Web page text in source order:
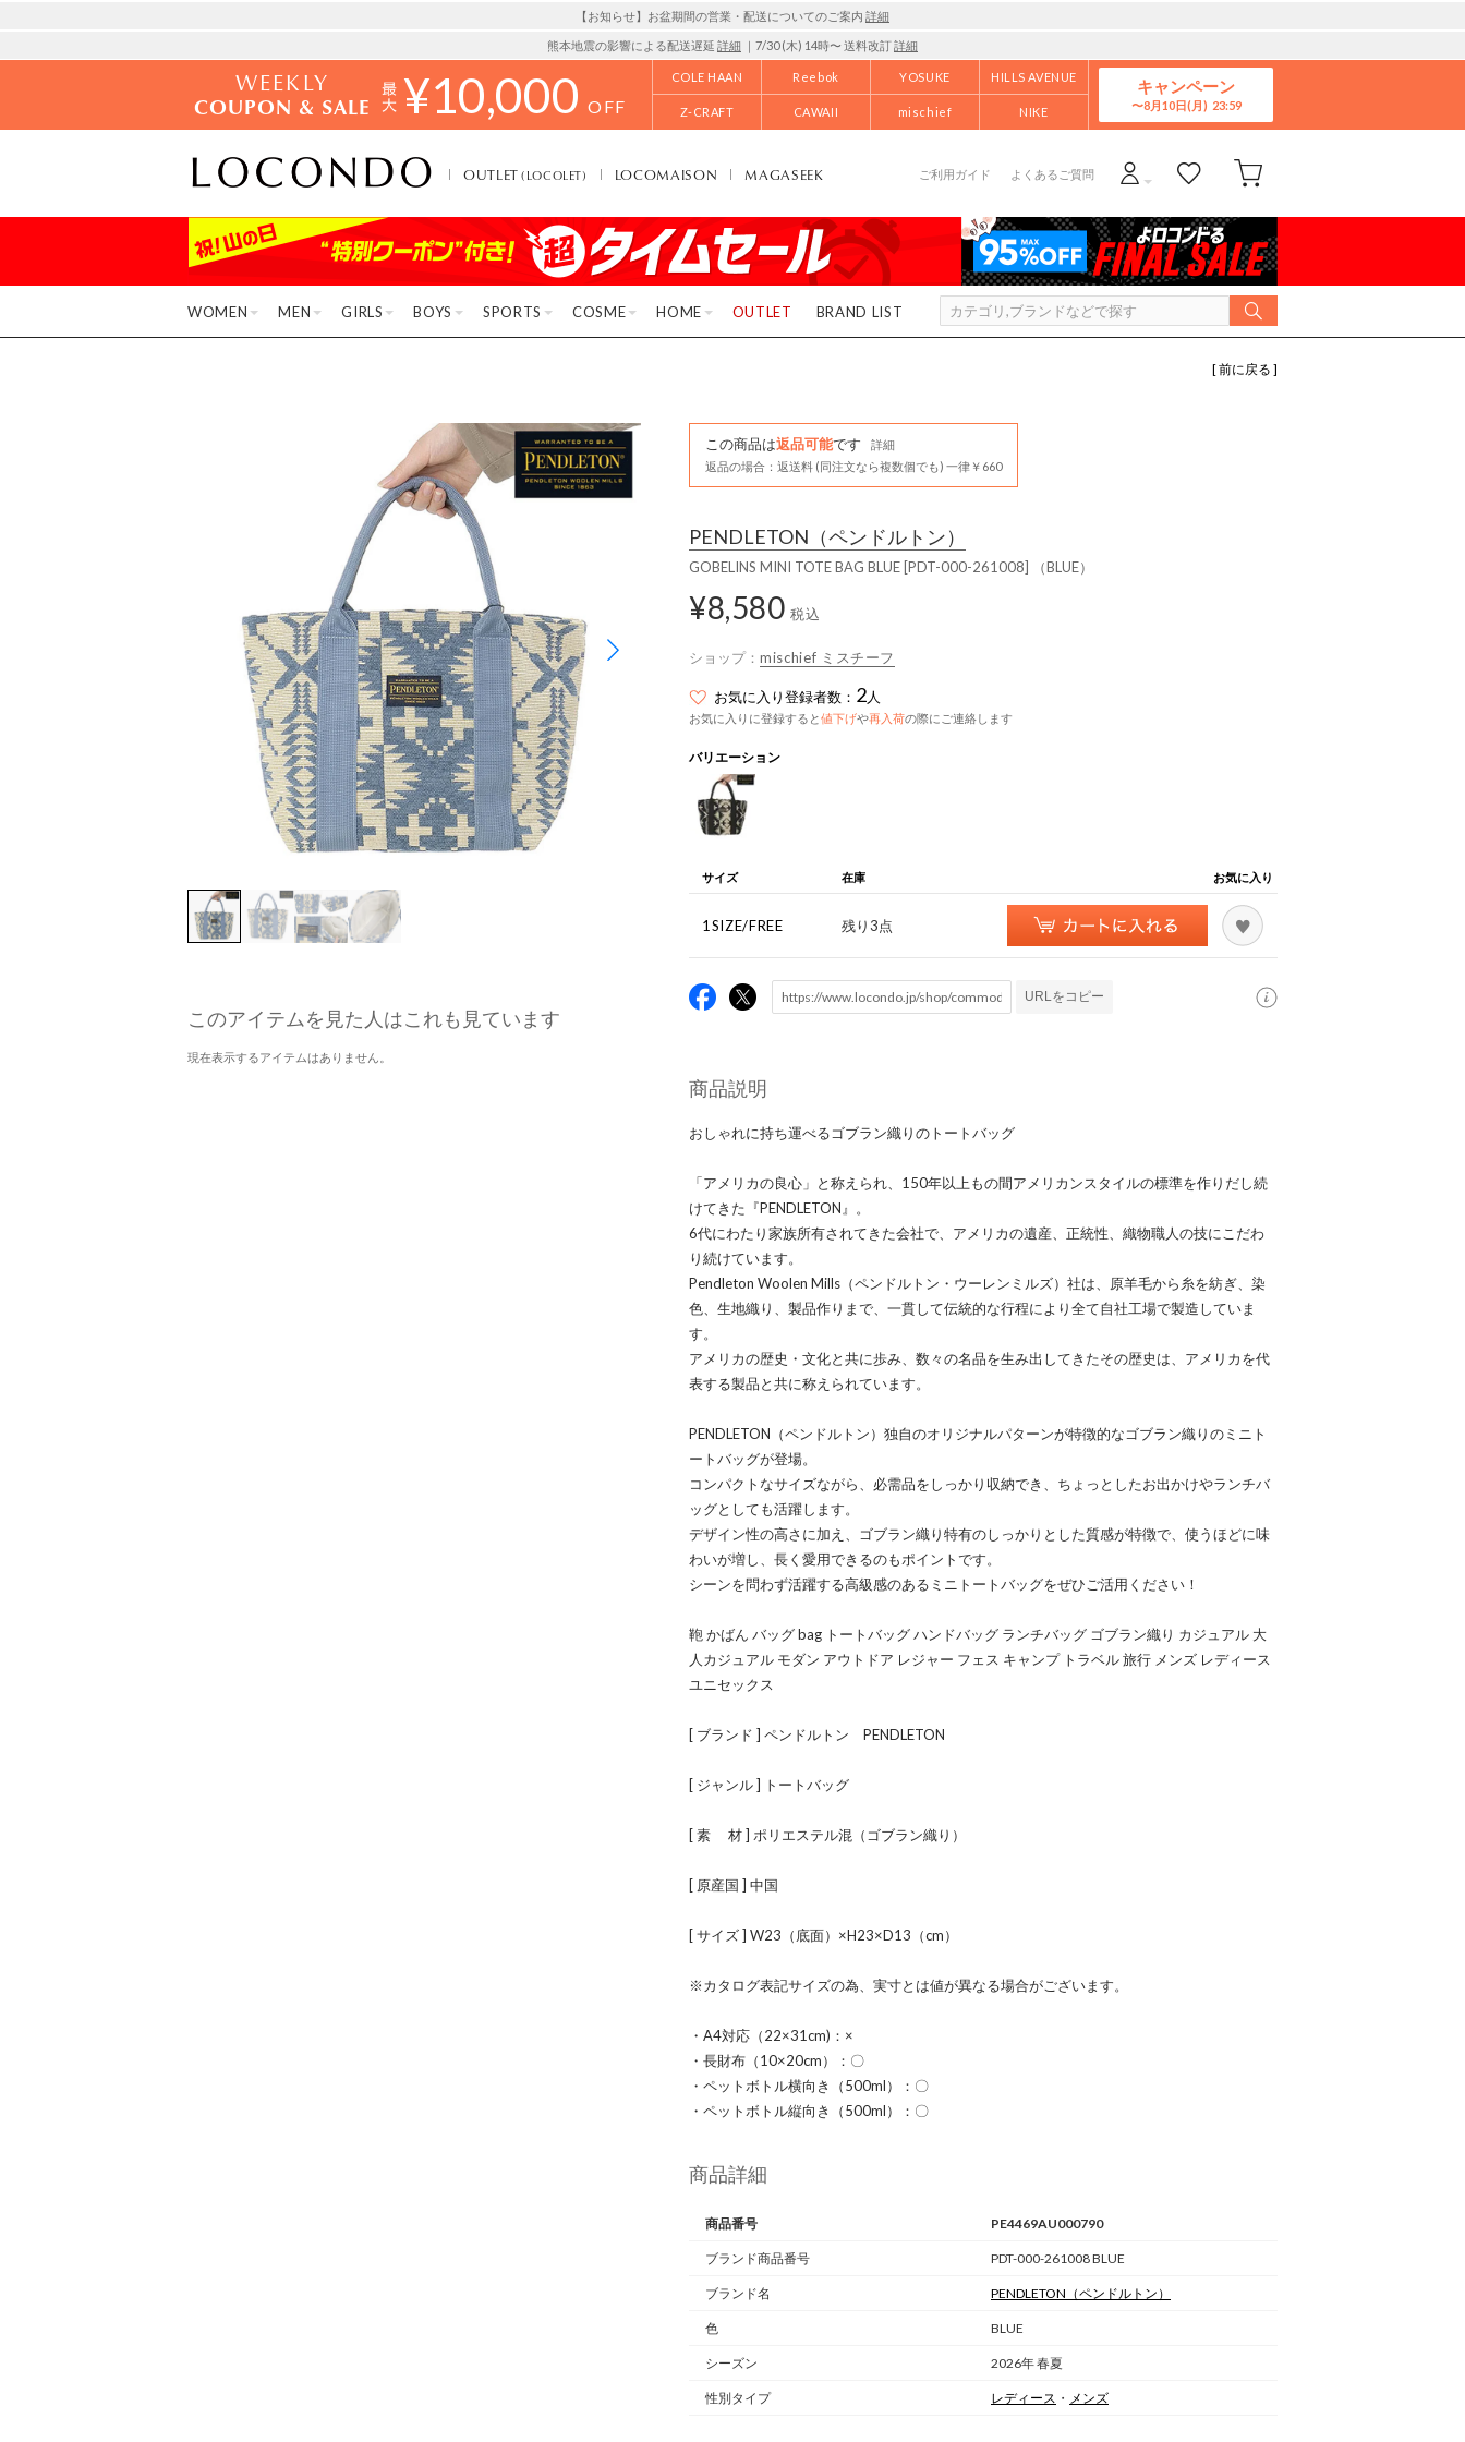
【お知らせ】お盆期間の営業・配送についてのご案内 詳細
熊本地震の影響による配送遅延 詳細 ｜7/30 (木) 14時〜 送料改訂詳細
WEEKLY
COUPON & SALE ¥10,000 OFF
COLE HAAN Reebok YOSUKE HILLS AVENUE
Z-CRAFT CAWAII mischief NIKE
キャンペーン
8月10日(月)
OUTLET(LOCOLET) LOCOMAISON MAGASEEK ご利用ガイド よくあるご質問
WOMEN MEN GIRLS BOYS SPORTS COSME HOME OUTLET BRAND LIST
[ 前に戻る ]
このアイテムを見た人はこれも見ています
現在表示するアイテムはありません。
この商品は返品可能です
詳細
返品の場合：返送料 (同注文なら複数個でも) 一律￥660
PENDLETON （ペンドルトン）
GOBELINS MINI TOTE BAG BLUE [PDT-000-261008] （BLUE）
¥8,580 税込
ショップ： mischief ミスチーフ
お気に入り登録者数： 2人
お気に入りに登録すると値下げや再入荷の際にご連絡します
バリエーション
サイズ 在庫 お気に入り
1SIZE/FREE 残り3点
URLをコピー
商品説明
おしゃれに持ち運べるゴブラン織りのトートバッグ
「アメリカの良心」と称えられ、150年以上もの間アメリカンスタイルの標準を作りだし続
けてきた『PENDLETON』。
6代にわたり家族所有されてきた会社で、アメリカの遺産、正統性、織物職人の技にこだわ
り続けています。
Pendleton Woolen Mills（ペンドルトン・ウーレンミルズ）社は、原羊毛から糸を紡ぎ、染
色、生地織り、製品作りまで、一貫して伝統的な行程により全て自社工場で製造していま
す。
アメリカの歴史・文化と共に歩み、数々の名品を生み出してきたその歴史は、アメリカを代
表する製品と共に称えられています。
PENDLETON（ペンドルトン）独自のオリジナルパターンが特徴的なゴブラン織りのミニト
ートバッグが登場。
コンパクトなサイズながら、必需品をしっかり収納でき、ちょっとしたお出かけやランチバ
ッグとしても活躍します。
デザイン性の高さに加え、ゴブラン織り特有のしっかりとした質感が特徴で、使うほどに味
わいが増し、長く愛用できるのもポイントです。
シーンを問わず活躍する高級感のあるミニトートバッグをぜひご活用ください！
鞄 かばん バッグ bag トートバッグ ハンドバッグ ランチバッグ ゴブラン織り カジュアル 大
人カジュアル モダン アウトドア レジャー フェス キャンプ トラベル 旅行 メンズ レディース
ユニセックス
[ ブランド ] ペンドルトン PENDLETON
[ ジャンル ] トートバッグ
[ 素 材 ] ポリエステル混（ゴブラン織り）
[ 原産国 ] 中国
[ サイズ ] W23（底面）×H23×D13（cm）
※カタログ表記サイズの為、実寸とは値が異なる場合がございます。
・A4対応（22×31cm)：×
・長財布（10×20cm）：〇
・ペットボトル横向き（500ml）：〇
・ペットボトル縦向き（500ml）：〇
商品詳細
商品番号 PE4469AU000790
ブランド商品番号 PDT-000-261008 BLUE
ブランド名 PENDLETON （ペンドルトン）
色 BLUE
シーズン 2026年 春夏
性別タイプ レディース ・ メンズ